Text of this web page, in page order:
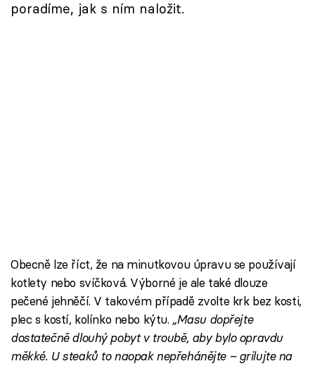
poradíme, jak s ním naložit.
Obecně lze říct, že na minutkovou úpravu se používají
kotlety nebo svíčková. Výborné je ale také dlouze
pečené jehněčí. V takovém případě zvolte krk bez kosti,
plec s kostí, kolínko nebo kýtu. „Masu dopřejte
dostatečně dlouhý pobyt v troubě, aby bylo opravdu
měkké. U steaků to naopak nepřehánějte – grilujte na